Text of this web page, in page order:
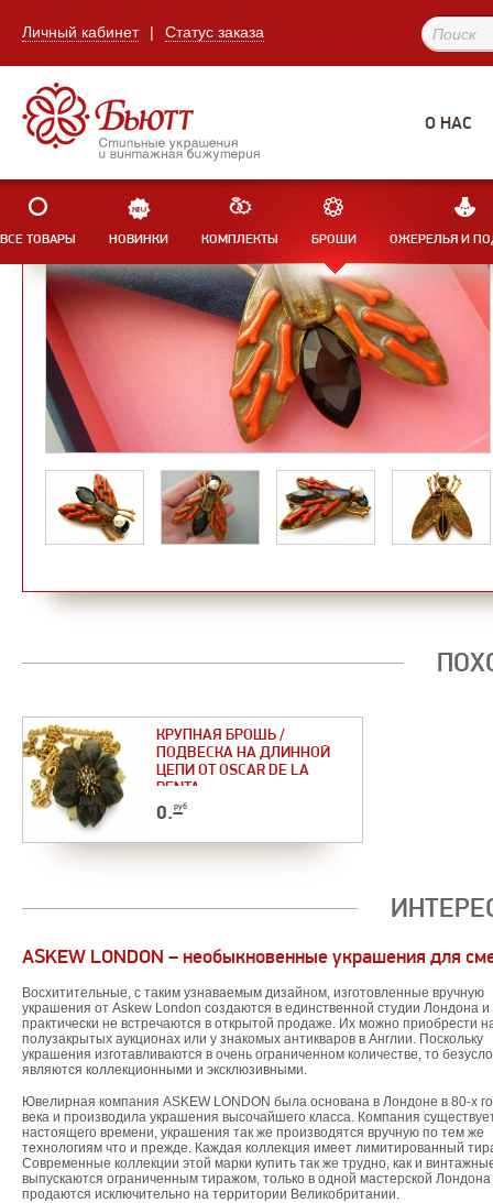
Личный кабинет | Статус заказа
О НАС
ВСЕ ТОВАРЫ НОВИНКИ КОМПЛЕКТЫ БРОШИ ОЖЕРЕЛЬЯ И
КРУПНАЯ БРОШЬ /
ПОДВЕСКА НА ДЛИННОЙ
ЦЕПИ ОТ OSCAR DE LA
RENTA.
0.–руб
ASKEW LONDON – необыкновенные украшения для
Восхитительные, с таким узнаваемым дизайном, изготовленные вручную
украшения от Аskew London создаются в единственной студии Лондона и
практически не встречаются в открытой продаже. Их можно приобрести
полузакрытых аукционах или у знакомых антикваров в Англии. Поскольку
украшения изготавливаются в очень ограниченном количестве, то
являются коллекционными и эксклюзивными.
Ювелирная компания ASKEW LONDON была основана в Лондоне в 80-х
века и производила украшения высочайшего класса. Компания
настоящего времени, украшения так же производятся вручную по тем же
технологиям что и прежде. Каждая коллекция имеет лимитированный
Современные коллекции этой марки купить так же трудно, как и
выпускаются ограниченным тиражом, только в одной мастерской Лондона
продаются исключительно на территории Великобритании.